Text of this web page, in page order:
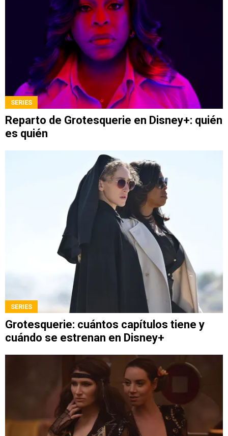
SERIES
Reparto de Grotesquerie en Disney+: quién
es quién
SERIES
Grotesquerie: cuántos capítulos tiene y
cuándo se estrenan en Disney+